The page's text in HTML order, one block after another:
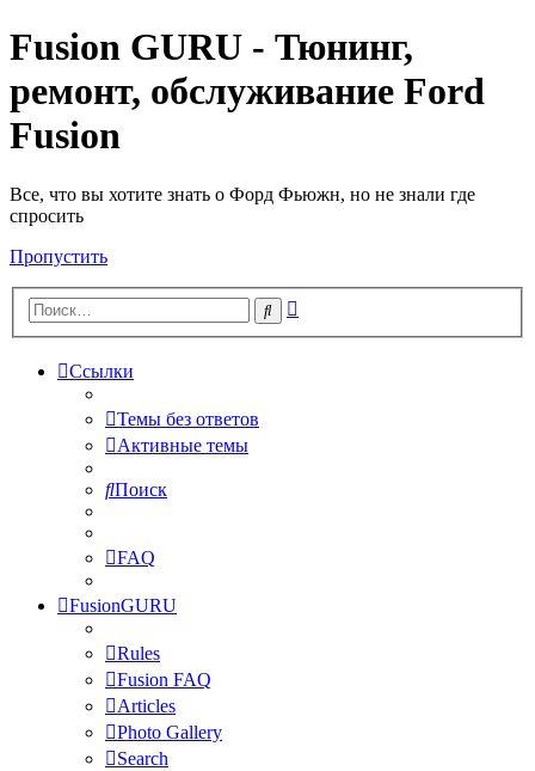
Fusion GURU - Тюнинг,
ремонт, обслуживание Ford
Fusion
Все, что вы хотите знать о Форд Фьюжн, но не знали где
спросить
Пропустить
Поиск
Ссылки
Темы без ответов
Активные темы
Поиск
FAQ
FusionGURU
Rules
Fusion FAQ
Articles
Photo Gallery
Search